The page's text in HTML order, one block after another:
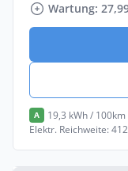
Wartung:
A 19,3 kWh /
Elektr. Reichweite: